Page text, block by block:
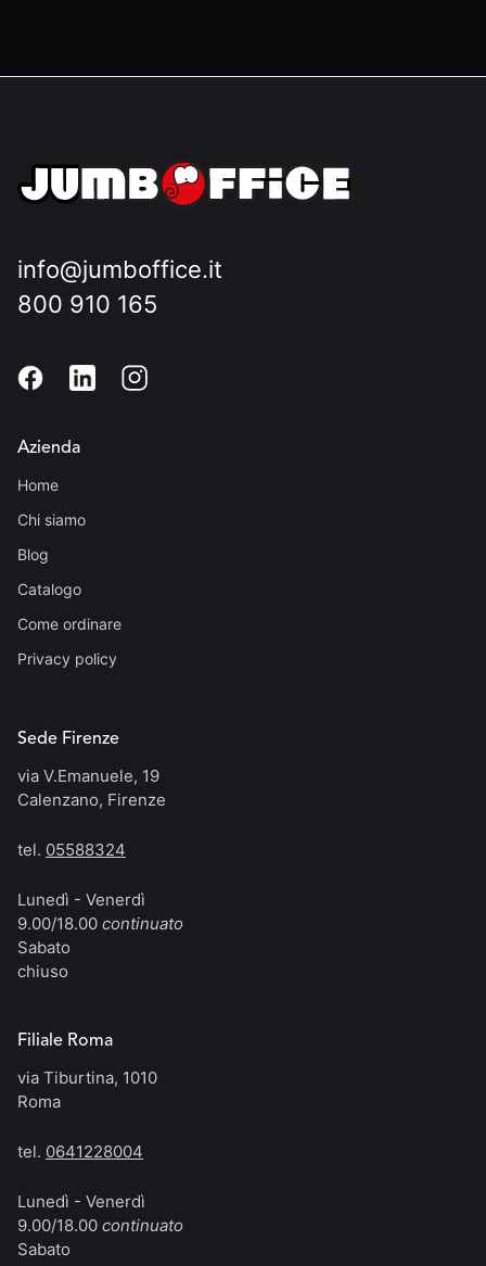
info@jumboffice.it
800 910 165
Azienda
Home
Chi siamo
Blog
Catalogo
Come ordinare
Privacy policy
Sede Firenze
via V.Emanuele, 19
Calenzano, Firenze
tel. 05588324
Lunedì - Venerdì
9.00/18.00 continuato
Sabato
chiuso
Filiale Roma
via Tiburtina, 1010
Roma
tel. 0641228004
Lunedì - Venerdì
9.00/18.00 continuato
Sabato